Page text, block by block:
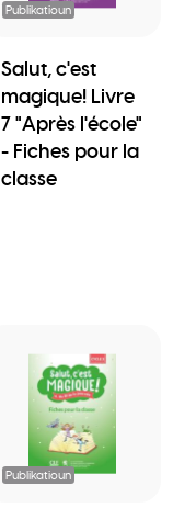
Publikatioun
Salut, c'est
magique! Livre
7 "Après l'école"
- Fiches pour la
classe
Publikatioun